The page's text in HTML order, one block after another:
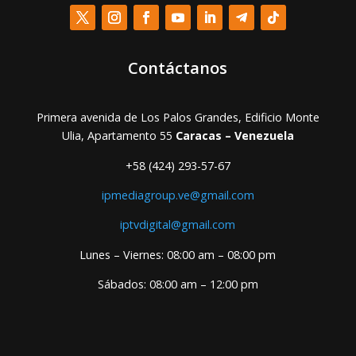
Contáctanos
Primera avenida de Los Palos Grandes, Edificio Monte
Ulia, Apartamento 55 Caracas – Venezuela
+58 (424) 293-57-67
ipmediagroup.ve@gmail.com
iptvdigital@gmail.com
Lunes – Viernes: 08:00 am – 08:00 pm
Sábados: 08:00 am – 12:00 pm